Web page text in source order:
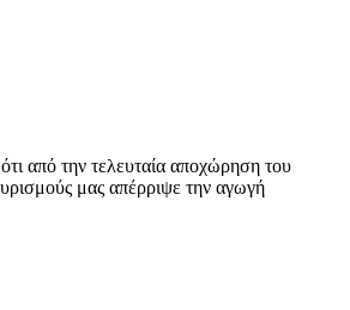
από την τελευταία αποχώρηση του
μας απέρριψε την αγωγή